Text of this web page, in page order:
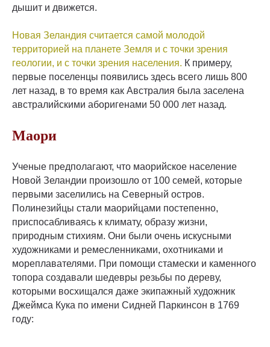
дышит и движется.
Новая Зеландия считается самой молодой
территорией на планете Земля и с точки зрения
геологии, и с точки зрения населения. К примеру,
первые поселенцы появились здесь всего лишь 800
лет назад, в то время как Австралия была заселена
австралийскими аборигенами 50 000 лет назад.
Маори
Ученые предполагают, что маорийское население
Новой Зеландии произошло от 100 семей, которые
первыми заселились на Северный остров.
Полинезийцы стали маорийцами постепенно,
приспосабливаясь к климату, образу жизни,
природным стихиям. Они были очень искусными
художниками и ремесленниками, охотниками и
мореплавателями. При помощи стамески и каменного
топора создавали шедевры резьбы по дереву,
которыми восхищался даже экипажный художник
Джеймса Кука по имени Сидней Паркинсон в 1769
году: